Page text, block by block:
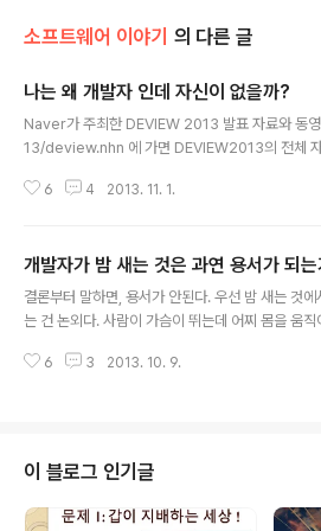
소프트웨어 이야기 의 다른 글
나는 왜 개발자 인데 자신이 없을까?
Naver가 주최한 DEVIEW 2013 발표 자료와
13/deview.nhn 에 가면 DEVIEW2013의 전체
6 4 2013. 11. 1.
개발자가 밤 새는 것은 과연 용서가 되
결론부터 말하면, 용서가 안된다. 우선 밤 새는 것
는 건 논외다. 사람이 가슴이 뛰는데 어찌 몸을 움직
워 마지않는 주 40 시간 서양 나라에서도 Startup
말한다. 이제 본론으로 들어가서... 우선 제목부터 자
자...(미안하다 한글 자막 없다. 그냥 재미있다.) Go
6 3 2013. 10. 9.
이 블로그 인기글